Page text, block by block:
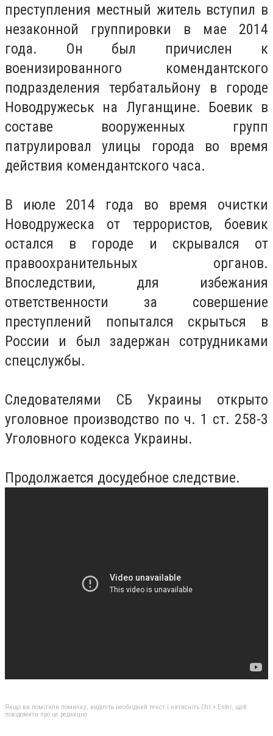
преступления местный житель вступил в
незаконной группировки в мае 2014
года. Он был причислен к
военизированного комендантского
подразделения тербатальйону в городе
Новодружеськ на Луганщине. Боевик в
составе вооруженных групп
патрулировал улицы города во время
действия комендантского часа.
В июле 2014 года во время очистки
Новодружеска от террористов, боевик
остался в городе и скрывался от
правоохранительных органов.
Впоследствии, для избежания
ответственности за совершение
преступлений попытался скрыться в
России и был задержан сотрудниками
спецслужбы.
Следователями СБ Украины открыто
уголовное производство по ч. 1 ст. 258-3
Уголовного кодекса Украины.
Продолжается досудебное следствие.
Якщо ви помітили помилку, виділіть необхідний текст і натисніть Ctrl + Enter, щоб
повідомити про це редакцію